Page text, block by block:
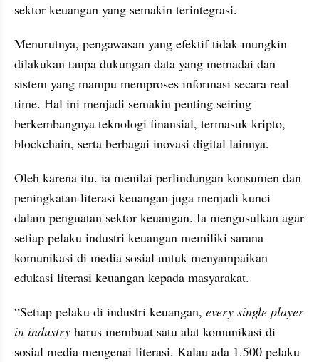
sektor keuangan yang semakin terintegrasi.
Menurutnya, pengawasan yang efektif tidak mungkin
dilakukan tanpa dukungan data yang memadai dan
sistem yang mampu memproses informasi secara real
time. Hal ini menjadi semakin penting seiring
berkembangnya teknologi finansial, termasuk kripto,
blockchain, serta berbagai inovasi digital lainnya.
Oleh karena itu. ia menilai perlindungan konsumen dan
peningkatan literasi keuangan juga menjadi kunci
dalam penguatan sektor keuangan. Ia mengusulkan agar
setiap pelaku industri keuangan memiliki sarana
komunikasi di media sosial untuk menyampaikan
edukasi literasi keuangan kepada masyarakat.
“Setiap pelaku di industri keuangan, every single player
in industry harus membuat satu alat komunikasi di
sosial media mengenai literasi. Kalau ada 1.500 pelaku